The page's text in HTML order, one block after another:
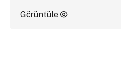
Görüntüle